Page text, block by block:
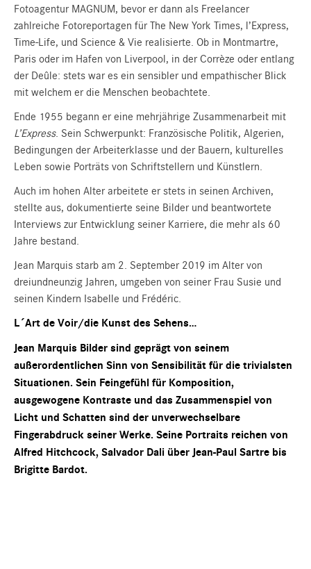
Fotoagentur MAGNUM, bevor er dann als Freelancer
zahlreiche Fotoreportagen für The New York Times, l’Express,
Time-Life, und Science & Vie realisierte. Ob in Montmartre,
Paris oder im Hafen von Liverpool, in der Corrèze oder entlang
der Deûle: stets war es ein sensibler und empathischer Blick
mit welchem er die Menschen beobachtete.
Ende 1955 begann er eine mehrjährige Zusammenarbeit mit
L’Express. Sein Schwerpunkt: Französische Politik, Algerien,
Bedingungen der Arbeiterklasse und der Bauern, kulturelles
Leben sowie Porträts von Schriftstellern und Künstlern.
Auch im hohen Alter arbeitete er stets in seinen Archiven,
stellte aus, dokumentierte seine Bilder und beantwortete
Interviews zur Entwicklung seiner Karriere, die mehr als 60
Jahre bestand.
Jean Marquis starb am 2. September 2019 im Alter von
dreiundneunzig Jahren, umgeben von seiner Frau Susie und
seinen Kindern Isabelle und Frédéric.
L´Art de Voir/die Kunst des Sehens…
Jean Marquis Bilder sind geprägt von seinem
außerordentlichen Sinn von Sensibilität für die trivialsten
Situationen. Sein Feingefühl für Komposition,
ausgewogene Kontraste und das Zusammenspiel von
Licht und Schatten sind der unverwechselbare
Fingerabdruck seiner Werke. Seine Portraits reichen von
Alfred Hitchcock, Salvador Dali über Jean-Paul Sartre bis
Brigitte Bardot.